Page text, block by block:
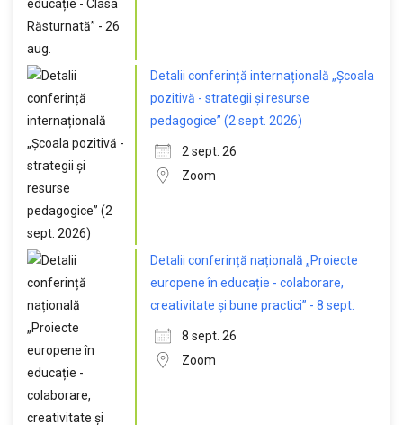
Detalii conferință internațională „Școala
pozitivă - strategii și resurse
pedagogice” (2 sept. 2026)
2 sept. 26
Zoom
Detalii conferință națională „Proiecte
europene în educație - colaborare,
creativitate și bune practici” - 8 sept.
8 sept. 26
Zoom